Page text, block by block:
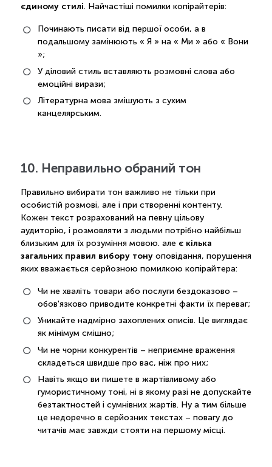
єдиному стилі. Найчастіші помилки копірайтерів:
Починають писати від першої особи, а в
подальшому замінюють « Я » на « Ми » або « Вони
»;
У діловий стиль вставляють розмовні слова або
емоційні вирази;
Літературна мова змішують з сухим
канцелярським.
10. Неправильно обраний тон
Правильно вибирати тон важливо не тільки при
особистій розмові, але і при створенні контенту.
Кожен текст розрахований на певну цільову
аудиторію, і розмовляти з людьми потрібно найбільш
близьким для їх розуміння мовою. але є кілька
загальних правил вибору тонуоповідання, порушення
яких вважається серйозною помилкою копірайтера:
Чи не хваліть товари або послуги бездоказово –
обов'язково приводите конкретні факти їх переваг;
Уникайте надмірно захоплених описів. Це виглядає
як мінімум смішно;
Чи не чорни конкурентів – неприємне враження
складеться швидше про вас, ніж про них;
Навіть якщо ви пишете в жартівливому або
гумористичному тоні, ні в якому разі не допускайте
безтактностей і сумнівних жартів. Ну а тим більше
це недоречно в серйозних текстах – повагу до
читачів має завжди стояти на першому місці.